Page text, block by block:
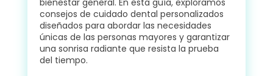
consejos de cuidado dental personalizados
diseñados para abordar las necesidades
únicas de las personas mayores y garantizar
una sonrisa radiante que resista la prueba
del tiempo.